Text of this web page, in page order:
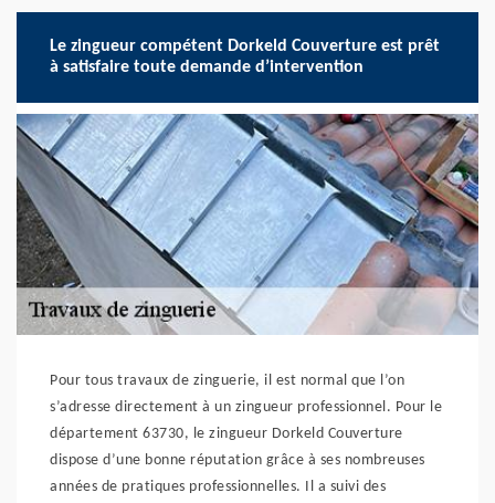
Le zingueur compétent Dorkeld Couverture est prêt
à satisfaire toute demande d’intervention
Pour tous travaux de zinguerie, il est normal que l’on
s’adresse directement à un zingueur professionnel. Pour le
département 63730, le zingueur Dorkeld Couverture
dispose d’une bonne réputation grâce à ses nombreuses
années de pratiques professionnelles. Il a suivi des